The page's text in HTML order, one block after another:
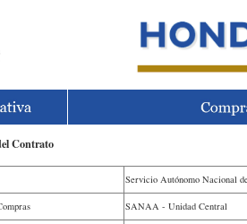
Contrato
Servicio Autónomo Nacional
SANAA - Unidad Central